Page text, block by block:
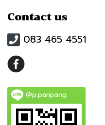
Contact us
083 465 4551
@p.panpang